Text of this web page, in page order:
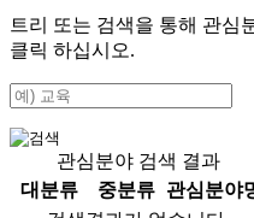
트리 또는 검색을 통해 관심
클릭 하십시오.
관심분야 검색 결과
대분류
중분류
관심분야